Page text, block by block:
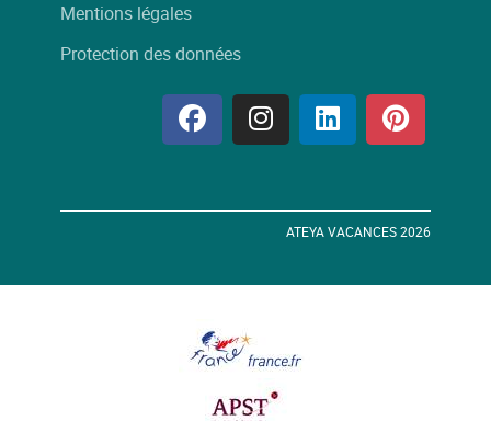
Mentions légales
Protection des données
ATEYA VACANCES 2026